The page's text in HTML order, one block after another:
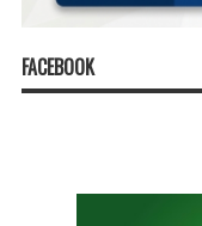
FACEBOOK